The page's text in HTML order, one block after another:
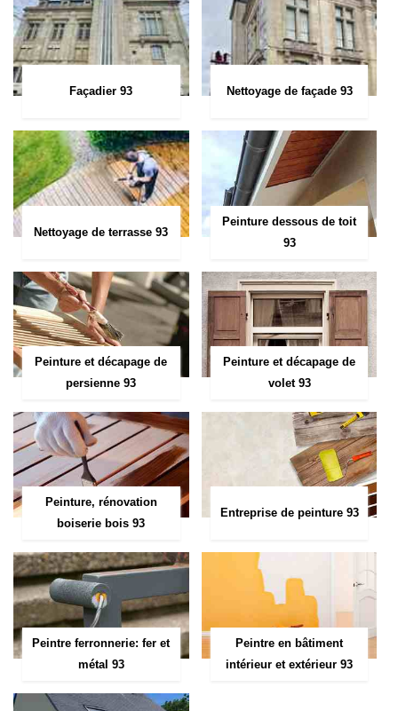
Façadier 93 Nettoyage de façade 93
Nettoyage de terrasse 93
Peinture dessous de toit
93
Peinture et décapage de
persienne 93
Peinture et décapage de
volet 93
Peinture, rénovation
boiserie bois 93
Entreprise de peinture 93
Peintre ferronnerie: fer et
métal 93
Peintre en bâtiment
intérieur et extérieur 93